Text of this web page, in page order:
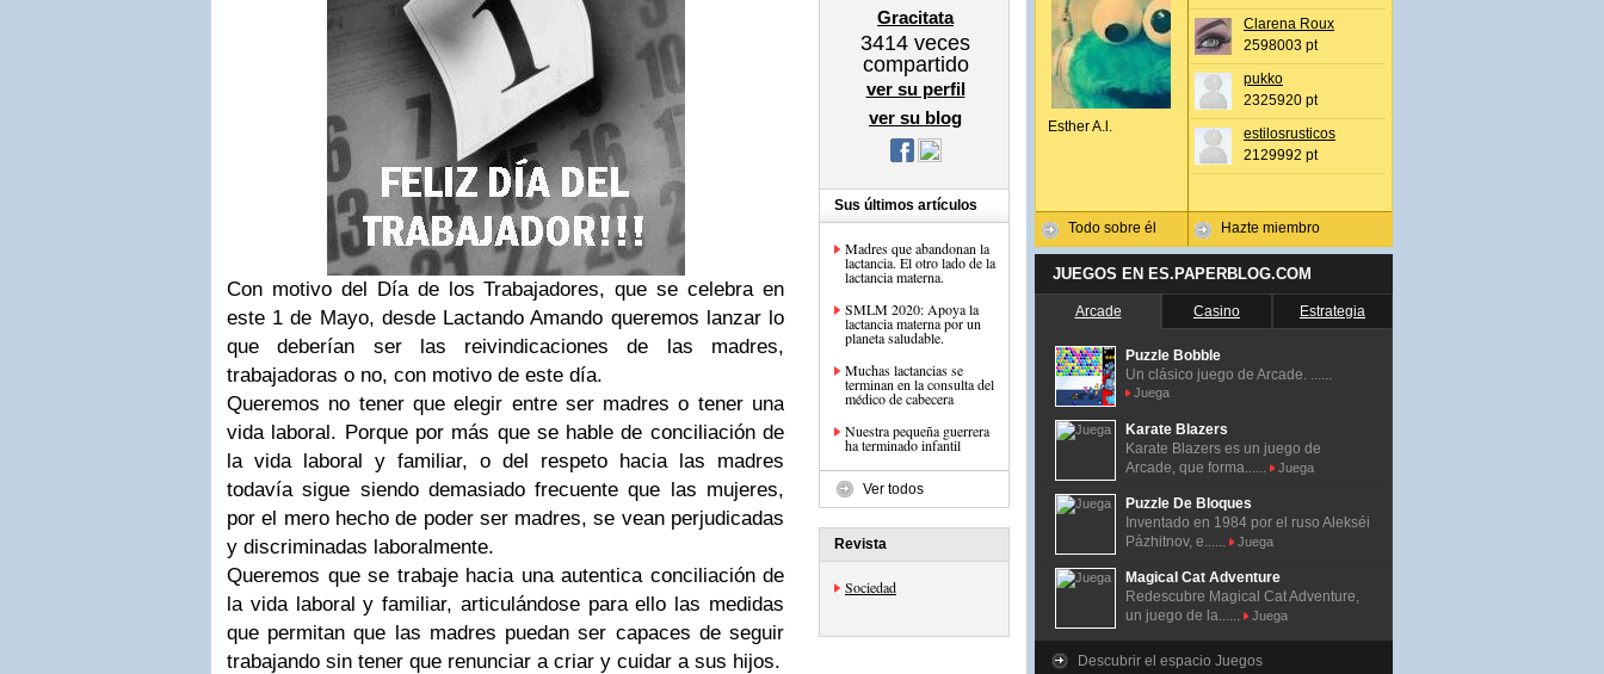
Con motivo del Día de los Trabajadores, que se celebra en
este 1 de Mayo, desde Lactando Amando queremos lanzar lo
que deberían ser las reivindicaciones de las madres,
trabajadoras o no, con motivo de este día.
Queremos no tener que elegir entre ser madres o tener una
vida laboral. Porque por más que se hable de conciliación de
la vida laboral y familiar, o del respeto hacia las madres
todavía sigue siendo demasiado frecuente que las mujeres,
por el mero hecho de poder ser madres, se vean perjudicadas
y discriminadas laboralmente.
Queremos que se trabaje hacia una autentica conciliación de
la vida laboral y familiar, articulándose para ello las medidas
que permitan que las madres puedan ser capaces de seguir
trabajando sin tener que renunciar a criar y cuidar a sus hijos.
Gracitata
3414 veces
compartido
ver su perfil
ver su blog
Sus últimos artículos
Madres que abandonan la
lactancia. El otro lado de la
lactancia materna.
SMLM 2020: Apoya la
lactancia materna por un
planeta saludable.
Muchas lactancias se
terminan en la consulta del
médico de cabecera
Nuestra pequeña guerrera
ha terminado infantil
Ver todos
Revista
Sociedad
Esther A.l.
Todo sobre él
Clarena Roux
2598003 pt
pukko
2325920 pt
estilosrusticos
2129992 pt
Hazte miembro
JUEGOS EN ES.PAPERBLOG.COM
Arcade Casino Estrategia
Puzzle Bobble
Un clásico juego de Arcade. ......
Juega
Karate Blazers
Karate Blazers es un juego de
Arcade, que forma......
Juega
Puzzle De Bloques
Inventado en 1984 por el ruso Alekséi
Pázhitnov, e......
Juega
Magical Cat Adventure
Redescubre Magical Cat Adventure,
un juego de la......
Juega
Descubrir el espacio Juegos